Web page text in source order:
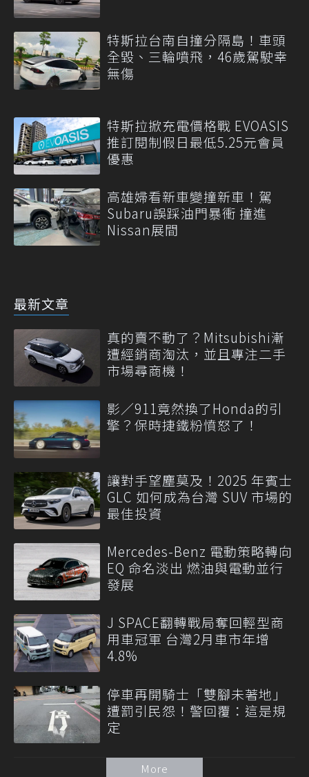
特斯拉台南自撞分隔島！車頭
全毀、三輪噴飛，46歲駕駛幸
無傷
特斯拉掀充電價格戰 EVOASIS
推訂閱制假日最低5.25元會員
優惠
高雄婦看新車變撞新車！駕
Subaru誤踩油門暴衝 撞進
Nissan展間
最新文章
真的賣不動了？Mitsubishi漸
遭經銷商淘汰，並且專注二手
市場尋商機！
影／911竟然換了Honda的引
擎？保時捷鐵粉憤怒了！
讓對手望塵莫及！2025 年賓士
GLC 如何成為台灣 SUV 市場的
最佳投資
Mercedes-Benz 電動策略轉向
EQ 命名淡出 燃油與電動並行
發展
J SPACE翻轉戰局奪回輕型商
用車冠軍 台灣2月車市年增
4.8%
停車再開騎士「雙腳未著地」
遭罰引民怨！警回覆：這是規
定
More